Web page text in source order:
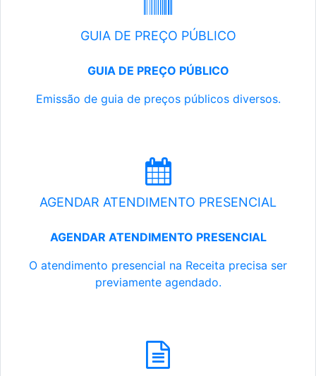
GUIA DE PREÇO PÚBLICO
GUIA DE PREÇO PÚBLICO
Emissão de guia de preços públicos diversos.
AGENDAR ATENDIMENTO PRESENCIAL
AGENDAR ATENDIMENTO PRESENCIAL
O atendimento presencial na Receita precisa ser
previamente agendado.